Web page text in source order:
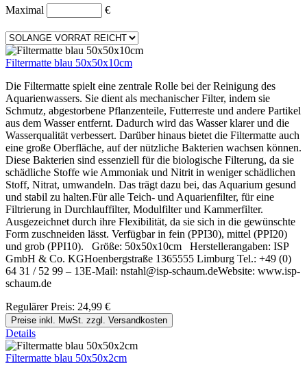
Maximal
€
Filtermatte blau 50x50x10cm
Die Filtermatte spielt eine zentrale Rolle bei der Reinigung des
Aquarienwassers. Sie dient als mechanischer Filter, indem sie
Schmutz, abgestorbene Pflanzenteile, Futterreste und andere Partikel
aus dem Wasser entfernt. Dadurch wird das Wasser klarer und die
Wasserqualität verbessert. Darüber hinaus bietet die Filtermatte auch
eine große Oberfläche, auf der nützliche Bakterien wachsen können.
Diese Bakterien sind essenziell für die biologische Filterung, da sie
schädliche Stoffe wie Ammoniak und Nitrit in weniger schädlichen
Stoff, Nitrat, umwandeln. Das trägt dazu bei, das Aquarium gesund
und stabil zu halten.Für alle Teich- und Aquarienfilter, für eine
Filtrierung in Durchlauffilter, Modulfilter und Kammerfilter.
Ausgezeichnet durch ihre Flexibilität, da sie sich in die gewünschte
Form zuschneiden lässt. Verfügbar in fein (PPI30), mittel (PPI20)
und grob (PPI10). Größe: 50x50x10cm Herstellerangaben: ISP
GmbH & Co. KGHoenbergstraße 1365555 Limburg Tel.: +49 (0)
64 31 / 52 99 – 13E-Mail: nstahl@isp-schaum.deWebsite: www.isp-
schaum.de
Regulärer Preis: 24,99 €
Preise inkl. MwSt. zzgl. Versandkosten
Details
Filtermatte blau 50x50x2cm